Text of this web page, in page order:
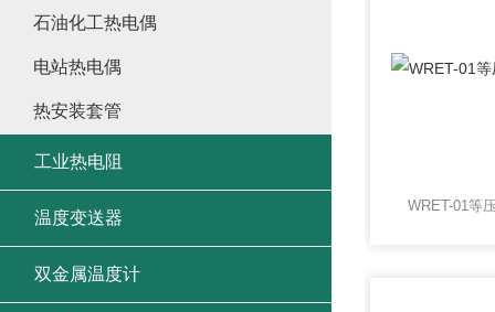
石油化工热电偶
电站热电偶
热安装套管
工业热电阻
温度变送器
双金属温度计
WRET-01等